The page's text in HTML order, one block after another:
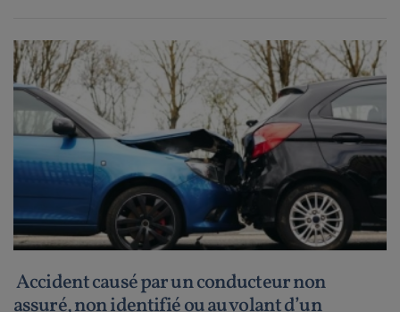
Accident causé par un conducteur non
assuré, non identifié ou au volant d’un